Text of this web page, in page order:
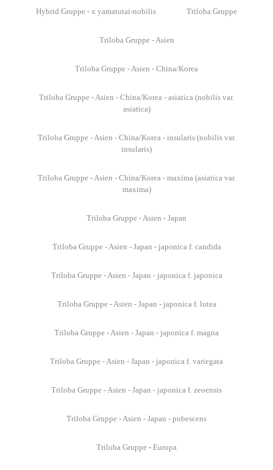
Hybrid Gruppe - x yamatutai-nobilis Triloba Gruppe
Triloba Gruppe - Asien
Triloba Gruppe - Asien - China/Korea
Triloba Gruppe - Asien - China/Korea - asiatica (nobilis var.
asiatica)
Triloba Gruppe - Asien - China/Korea - insularis (nobilis var.
insularis)
Triloba Gruppe - Asien - China/Korea - maxima (asiatica var.
maxima)
Triloba Gruppe - Asien - Japan
Triloba Gruppe - Asien - Japan - japonica f. candida
Triloba Gruppe - Asien - Japan - japonica f. japonica
Triloba Gruppe - Asien - Japan - japonica f. lutea
Triloba Gruppe - Asien - Japan - japonica f. magna
Triloba Gruppe - Asien - Japan - japonica f. variegata
Triloba Gruppe - Asien - Japan - japonica f. zeoensis
Triloba Gruppe - Asien - Japan - pubescens
Triloba Gruppe - Europa